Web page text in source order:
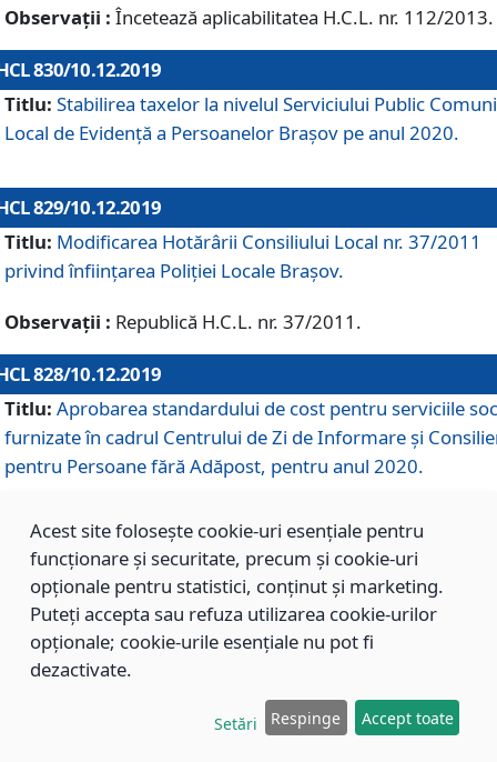
Observații : Încetează aplicabilitatea H.C.L. nr. 112/2013.
830/10.12.2019
Titlu: Stabilirea taxelor la nivelul Serviciului Public
Local de Evidenţă a Persoanelor Braşov pe anul 2020.
829/10.12.2019
Titlu: Modificarea Hotărârii Consiliului Local nr. 37/2011
privind înființarea Poliției Locale Brașov.
Observații : Republică H.C.L. nr. 37/2011.
828/10.12.2019
Titlu: Aprobarea standardului de cost pentru serviciile
furnizate în cadrul Centrului de Zi de Informare și
pentru Persoane fără Adăpost, pentru anul 2020.
827/10.12.2019
Aprobarea standardului de cost pentru serviciile
furnizate în cadrul Centrului Rezidențial pentru Persoane
Adăpost, pentru anul 2020.
Aprobarea standardului de cost pentru serviciile
Acest site folosește cookie-uri esențiale pentru
funcționare și securitate, precum și cookie-uri
opționale pentru statistici, conținut și marketing.
Puteți accepta sau refuza utilizarea cookie-urilor
opționale; cookie-urile esențiale nu pot fi
dezactivate.
Setări Respinge Accept toate